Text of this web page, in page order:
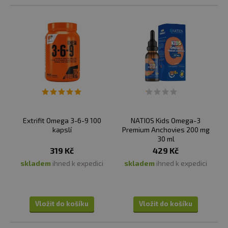
vzhledem k nejvyšší kvalitě a čistotě, ale také vzhledem
k neuvěřitelně čerstvé a neutrální chuti. Zatímco u
standardních průmyslově zpracovaných rybích olejů
pochází ryby často z Jižní Ameriky (Peru nebo Chile) a
stráví někdy i měsíce na cestě, olej Nordbo je vyráběn
na udržitelné rybí farmě s certifikací ASC, která je
maximálně 50km od místa zpracování. Vzniká tak
čerstvost a velmi vysoký přirozený obsah mastných
Při získávání rybího oleje, který je přirozeným zdrojem
omega 3 nenasycených mastných kyselin, je u doplňků
kontaminujících látek. Olej v doplňku stravy Prom-in
Extrifit Omega 3-6-9 100
kapslí
319 Kč
skladem ihned k expedici
Vložit do košíku
NATIOS Kids Omega-3
Premium Anchovies 200 mg
30 ml
429 Kč
skladem ihned k expedici
Vložit do košíku